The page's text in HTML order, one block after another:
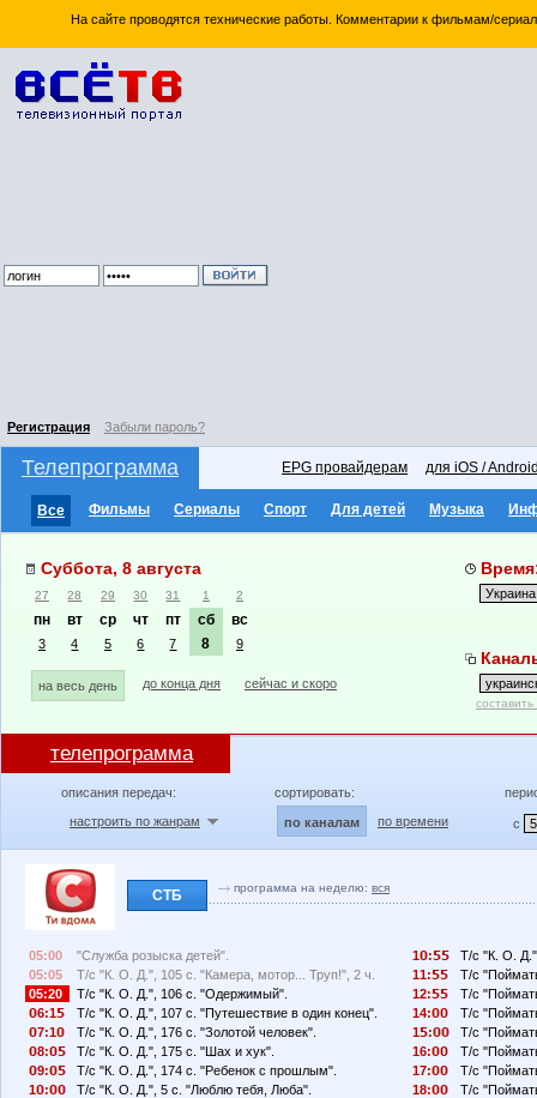
На сайте проводятся технические работы. Комментарии к фильмам/
Регистрация Забыли пароль?
Телепрограмма EPG провайдерам для iOS /
Все Фильмы Сериалы Спорт Для детей Музыка
Суббота, 8 августа
27 28 29 30 31 1 2
пн вт ср чт пт сб вс
3 4 5 6 7 8 9
на весь день до конца дня сейчас и скоро
телепрограмма
описания передач:
настроить по жанрам
сортировать:
по каналам по времени с
СТБ программа на неделю: вся
05:00
"Служба розыска детей".
05:05
Т/с "К. О. Д.", 105 с. "Камера, мотор... Труп!", 2 ч.
05:20
Т/с "К. О. Д.", 106 с. "Одержимый".
6:1
Т/с "К. О. Д.", 107 с. "Путешествие в один конец".
7:1
Т/с "К. О. Д.", 176 с. "Золотой человек".
8:
Т/с "К. О. Д.", 175 с. "Шах и хук".
9:
Т/с "К. О. Д.", 174 с. "Ребенок с прошлым".
1
: Т/с "К. О. Д.", 5 с. "Люблю тебя, Люба".
1 :
Т/с "К. О.
11:
Т/с
12:
Т/с
14:
Т/с
1
:
Т/с
16:
Т/с
17:
Т/с
18:
Т/с